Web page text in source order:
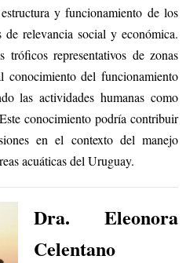
y funcionamiento de los
de relevancia social y económica.
tróficos representativos de zonas
conocimiento del funcionamiento
las actividades humanas como
conocimiento podría contribuir
en el contexto del manejo
acuáticas del Uruguay.
Dra. Eleonora
Celentano